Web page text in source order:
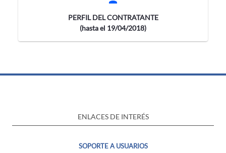
PERFIL DEL CONTRATANTE
(hasta el 19/04/2018)
ENLACES DE INTERÉS
SOPORTE A USUARIOS